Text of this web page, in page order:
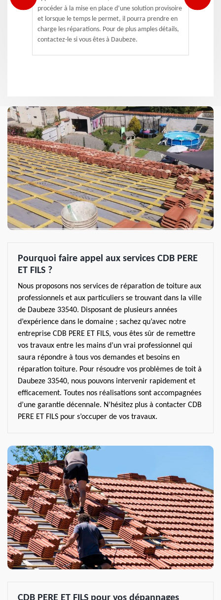
procéder à la mise en place d’une solution provisoire
et lorsque le temps le permet, il pourra prendre en
charge les réparations. Pour de plus amples détails,
contactez-le si vous êtes à Daubeze.
Pourquoi faire appel aux services CDB PERE
ET FILS ?
Nous proposons nos services de réparation de toiture aux
professionnels et aux particuliers se trouvant dans la ville
de Daubeze 33540. Disposant de plusieurs années
d’expérience dans le domaine ; sachez qu’avec notre
entreprise CDB PERE ET FILS, vous êtes sûr de remettre
vos travaux entre les mains d’un vrai professionnel qui
saura répondre à tous vos demandes et besoins en
réparation toiture. Pour résoudre vos problèmes de toit à
Daubeze 33540, nous pouvons intervenir rapidement et
efficacement. Toutes nos réalisations sont accompagnées
d’une garantie décennale. N’hésitez plus à contacter CDB
PERE ET FILS pour s’occuper de vos travaux.
CDB PERE ET FILS pour vos dépannages